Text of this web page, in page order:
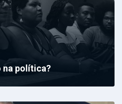
na política?